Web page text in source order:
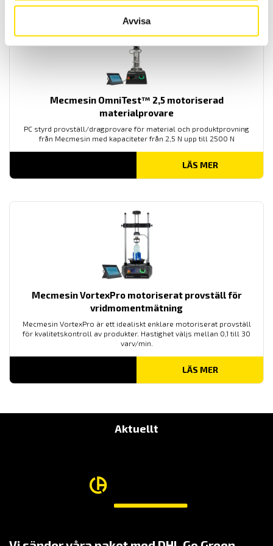
Avvisa
Mecmesin OmniTest™ 2,5 motoriserad
materialprovare
PC styrd provställ/dragprovare för material och produktprovning
från Mecmesin med kapaciteter från 2,5 N upp till 2500 N
LÄS MER
Mecmesin VortexPro motoriserat provställ för
vridmomentmätning
Mecmesin VortexPro är ett idealiskt enklare motoriserat provställ
för kvalitetskontroll av produkter. Hastighet väljs mellan 0,1 till 30
varv/min.
LÄS MER
Aktuellt